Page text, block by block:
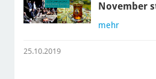
November
mehr
25.10.2019